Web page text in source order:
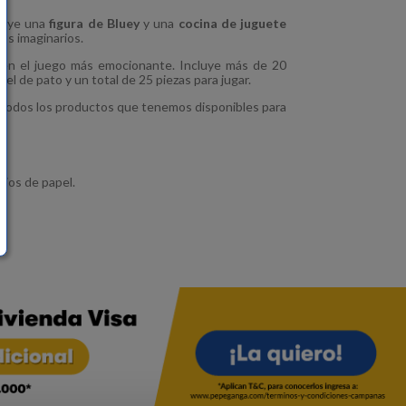
unafigura de Blueyy una cocina de juguete
imaginarios.
el juego más emocionante. Incluye más de 20
de pato y un total de 25 piezas para jugar.
todos los productos que tenemos disponibles para
de papel.